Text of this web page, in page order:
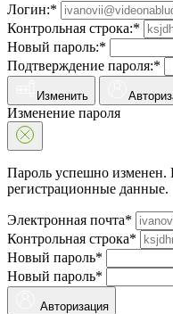
Логин:*
Контрольная строка:*
Новый пароль:*
Подтверждение пароля:*
Изменить
Изменение пароля
Пароль успешно
регистрационные данные.
Электронная почта*
Контрольная строка*
Новый пароль*
Новый пароль*
Авторизация